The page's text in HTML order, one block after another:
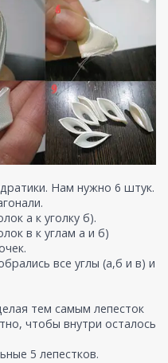
Нам нужно 6 штук.
а к уголку б).
в к углам а и б)
все углы (а,б и в) и
тем самым лепесток
чтобы внутри осталось
5 лепестков.